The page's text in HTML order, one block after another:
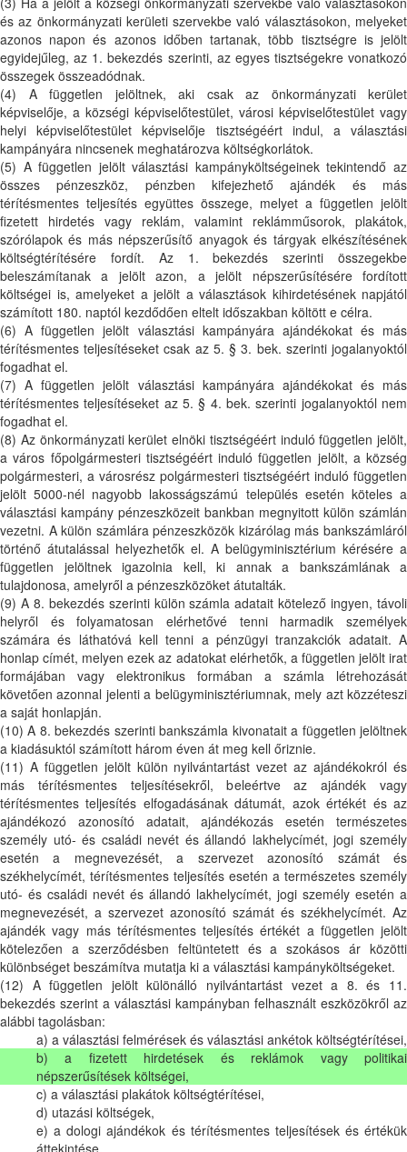
és az önkormányzati kerületi szervekbe való választásokon, melyeket
azonos napon és azonos időben tartanak, több tisztségre is jelölt
egyidejűleg, az 1. bekezdés szerinti, az egyes tisztségekre vonatkozó
összegek összeadódnak.
(4) A független jelöltnek, aki csak az önkormányzati kerület
képviselője, a községi képviselőtestület, városi képviselőtestület vagy
helyi képviselőtestület képviselője tisztségéért indul, a választási
kampányára nincsenek meghatározva költségkorlátok.
(5) A független jelölt választási kampányköltségeinek tekintendő az
összes pénzeszköz, pénzben kifejezhető ajándék és más
térítésmentes teljesítés együttes összege, melyet a független jelölt
fizetett hirdetés vagy reklám, valamint reklámműsorok, plakátok,
szórólapok és más népszerűsítő anyagok és tárgyak elkészítésének
költségtérítésére fordít. Az 1. bekezdés szerinti összegekbe
beleszámítanak a jelölt azon, a jelölt népszerűsítésére fordított
költségei is, amelyeket a jelölt a választások kihirdetésének napjától
számított 180. naptól kezdődően eltelt időszakban költött e célra.
(6) A független jelölt választási kampányára ajándékokat és más
térítésmentes teljesítéseket csak az 5. § 3. bek. szerinti jogalanyoktól
fogadhat el.
(7) A független jelölt választási kampányára ajándékokat és más
térítésmentes teljesítéseket az 5. § 4. bek. szerinti jogalanyoktól nem
fogadhat el.
(8) Az önkormányzati kerület elnöki tisztségéért induló független jelölt,
a város főpolgármesteri tisztségéért induló független jelölt, a község
polgármesteri, a városrész polgármesteri tisztségéért induló független
jelölt 5000-nél nagyobb lakosságszámú település esetén köteles a
választási kampány pénzeszközeit bankban megnyitott külön számlán
vezetni. A külön számlára pénzeszközök kizárólag más bankszámláról
történő átutalással helyezhetők el. A belügyminisztérium kérésére a
független jelöltnek igazolnia kell, ki annak a bankszámlának a
tulajdonosa, amelyről a pénzeszközöket átutalták.
(9) A 8. bekezdés szerinti külön számla adatait kötelező ingyen, távoli
helyről és folyamatosan elérhetővé tenni harmadik személyek
számára és láthatóvá kell tenni a pénzügyi tranzakciók adatait. A
honlap címét, melyen ezek az adatokat elérhetők, a független jelölt irat
formájában vagy elektronikus formában a számla létrehozását
követően azonnal jelenti a belügyminisztériumnak, mely azt közzéteszi
a saját honlapján.
(10) A 8. bekezdés szerinti bankszámla kivonatait a független jelöltnek
a kiadásuktól számított három éven át meg kell őriznie.
(11) A független jelölt külön nyilvántartást vezet az ajándékokról és
más térítésmentes teljesítésekről, beleértve az ajándék vagy
térítésmentes teljesítés elfogadásának dátumát, azok értékét és az
ajándékozó azonosító adatait, ajándékozás esetén természetes
személy utó- és családi nevét és állandó lakhelycímét, jogi személy
esetén a megnevezését, a szervezet azonosító számát és
székhelycímét, térítésmentes teljesítés esetén a természetes személy
utó- és családi nevét és állandó lakhelycímét, jogi személy esetén a
megnevezését, a szervezet azonosító számát és székhelycímét. Az
ajándék vagy más térítésmentes teljesítés értékét a független jelölt
kötelezően a szerződésben feltüntetett és a szokásos ár közötti
különbséget beszámítva mutatja ki a választási kampányköltségeket.
(12) A független jelölt különálló nyilvántartást vezet a 8. és 11.
bekezdés szerint a választási kampányban felhasznált eszközökről az
alábbi tagolásban:
a) a választási felmérések és választási ankétok költségtérítései,
b) a fizetett hirdetések és reklámok vagy politikai
népszerűsítések költségei,
c) a választási plakátok költségtérítései,
d) utazási költségek,
e) a dologi ajándékok és térítésmentes teljesítések és értékük